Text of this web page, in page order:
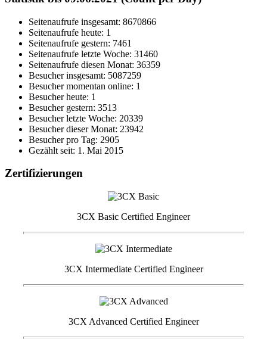
Seitenaufrufe insgesamt: 8670866
Seitenaufrufe heute: 1
Seitenaufrufe gestern: 7461
Seitenaufrufe letzte Woche: 31460
Seitenaufrufe diesen Monat: 36359
Besucher insgesamt: 5087259
Besucher momentan online: 1
Besucher heute: 1
Besucher gestern: 3513
Besucher letzte Woche: 20339
Besucher dieser Monat: 23942
Besucher pro Tag: 2905
Gezählt seit: 1. Mai 2015
Zertifizierungen
3CX Basic Certified Engineer
3CX Intermediate Certified Engineer
3CX Advanced Certified Engineer